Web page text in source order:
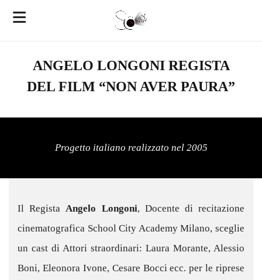
ANGELO LONGONI REGISTA
DEL FILM “NON AVER PAURA”
Progetto italiano realizzato nel 2005
Il RegistaAngelo Longoni, Docente di recitazione
cinematografica School City Academy Milano, sceglie
un cast di Attori straordinari: Laura Morante, Alessio
Boni, Eleonora Ivone, Cesare Bocci ecc. per le riprese